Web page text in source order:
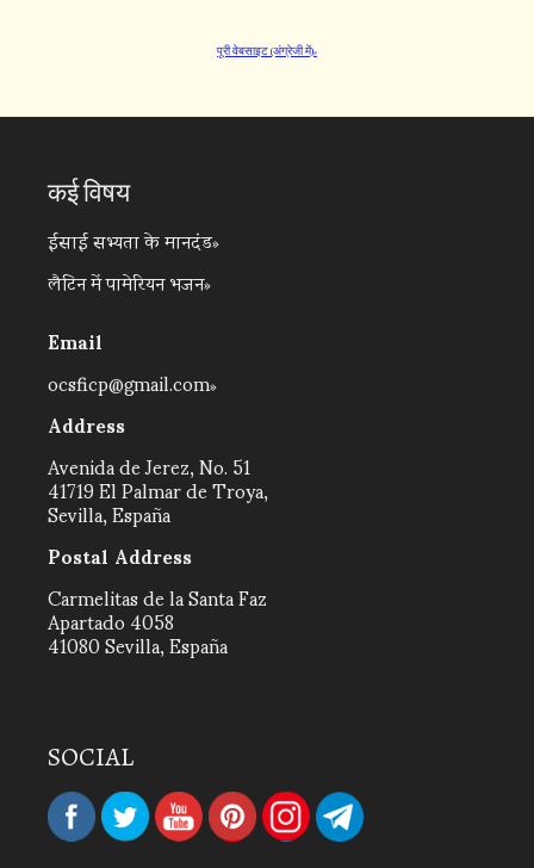
पूरी वेबसाइट (अंग्रेजी में)
कई विषय
ईसाई सभ्यता के मानदंड
लैटिन में पामेरियन भजन
Email
ocsficp@gmail.com
Address
Avenida de Jerez, No. 51
41719 El Palmar de Troya,
Sevilla, España
Postal Address
Carmelitas de la Santa Faz
Apartado 4058
41080 Sevilla, España
SOCIAL